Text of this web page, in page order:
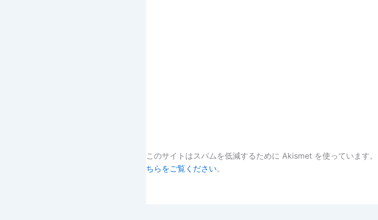
このサイトはスパムを低減するために Akismet を使っています。
ちらをご覧ください。